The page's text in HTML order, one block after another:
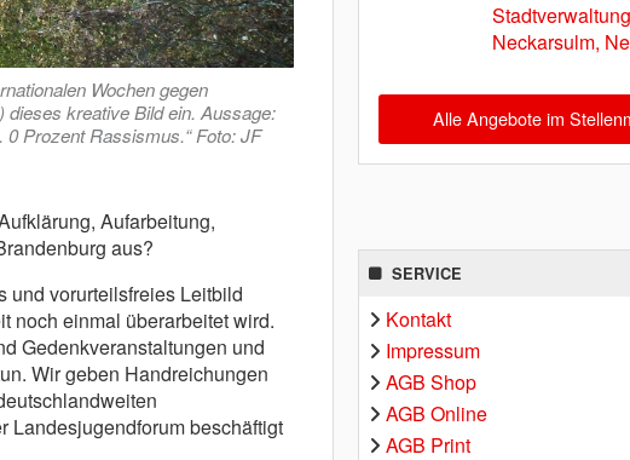
Wochen gegen
kreative Bild ein. Aussage:
0 Prozent Rassismus.“ Foto: JF
Aufarbeitung,
aus?
und vorurteilsfreies Leitbild
noch einmal überarbeitet wird.
Gedenkveranstaltungen und
Wir geben Handreichungen
Landesjugendforum beschäftigt
Stadtverwaltung
Neckarsulm,
Alle Angebote im
SERVICE
Kontakt
Impressum
AGB Shop
AGB Online
AGB Print